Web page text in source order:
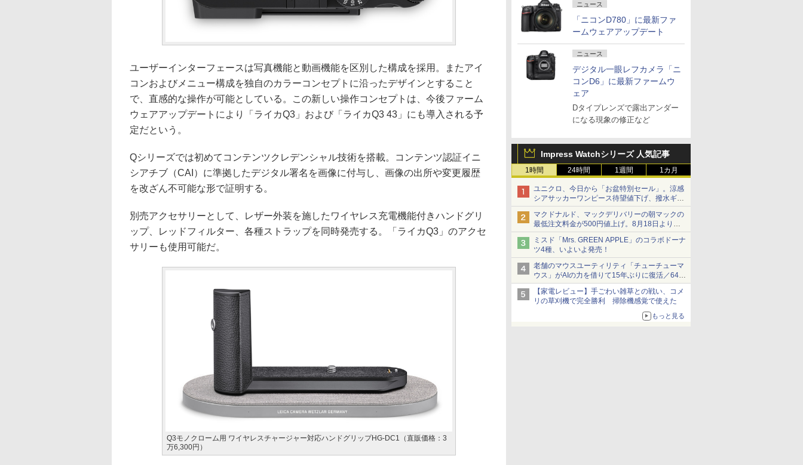
ニュース
「ニコンD780」に最新ファ
ームウェアアップデート
ニュース
デジタル一眼レフカメラ「ニ
コンD6」に最新ファームウ
ェア
Dタイプレンズで露出アンダー
になる現象の修正など
Impress Watchシリーズ 人気記事
1時間 24時間 1週間 1カ月
ユニクロ、今日から「お盆特別セール」。涼感
シアサッカーワンピース待望値下げ、撥水ギア
ショーツは1990円に
マクドナルド、マックデリバリーの朝マックの
最低注文料金が500円値上げ。8月18日より
1,500円から受付
ミスド「Mrs. GREEN APPLE」のコラボドーナ
ツ4種、いよいよ発売！
老舗のマウスユーティリティ「チューチューマ
ウス」がAIの力を借りて15年ぶりに復活／64bit
化、Windows 10/11、「Chrome」も走り回
る。復活記念で2026年末まで500円
【家電レビュー】手ごわい雑草との戦い、コメ
リの草刈機で完全勝利 掃除機感覚で使えた
もっと見る
ユーザーインターフェースは写真機能と動画機能を区別した構成を採用。またアイ
コンおよびメニュー構成を独自のカラーコンセプトに沿ったデザインとすること
で、直感的な操作が可能としている。この新しい操作コンセプトは、今後ファーム
ウェアアップデートにより「ライカQ3」および「ライカQ3 43」にも導入される予
定だという。
Qシリーズでは初めてコンテンツクレデンシャル技術を搭載。コンテンツ認証イニ
シアチブ（CAI）に準拠したデジタル署名を画像に付与し、画像の出所や変更履歴
を改ざん不可能な形で証明する。
別売アクセサリーとして、レザー外装を施したワイヤレス充電機能付きハンドグリ
ップ、レッドフィルター、各種ストラップを同時発売する。「ライカQ3」のアクセ
サリーも使用可能だ。
Q3モノクローム用 ワイヤレスチャージャー対応ハンドグリップHG-DC1（直販価格：3
万6,300円）